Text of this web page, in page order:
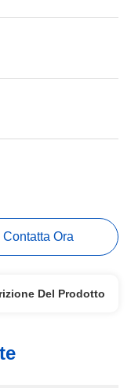
Contatta Ora
Del Prodotto